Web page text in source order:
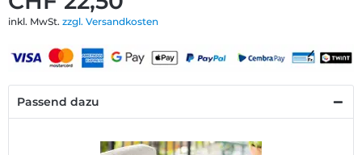
inkl. MwSt. zzgl. Versandkosten
Passend dazu